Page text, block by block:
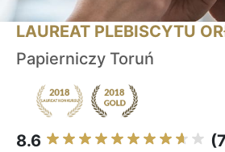
LAUREAT PLEBISCYTU
Papierniczy Toruń
8.6